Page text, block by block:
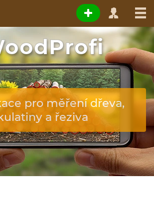
pro měření dřeva,
a řeziva